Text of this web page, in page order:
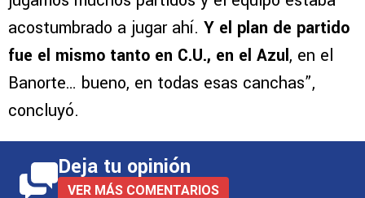
acostumbrado a jugar ahí. Y el plan de partido
fue el mismo tanto en C.U., en el Azul, en el
Banorte… bueno, en todas esas canchas”,
concluyó.
Deja tu opinión
VER MÁS COMENTARIOS